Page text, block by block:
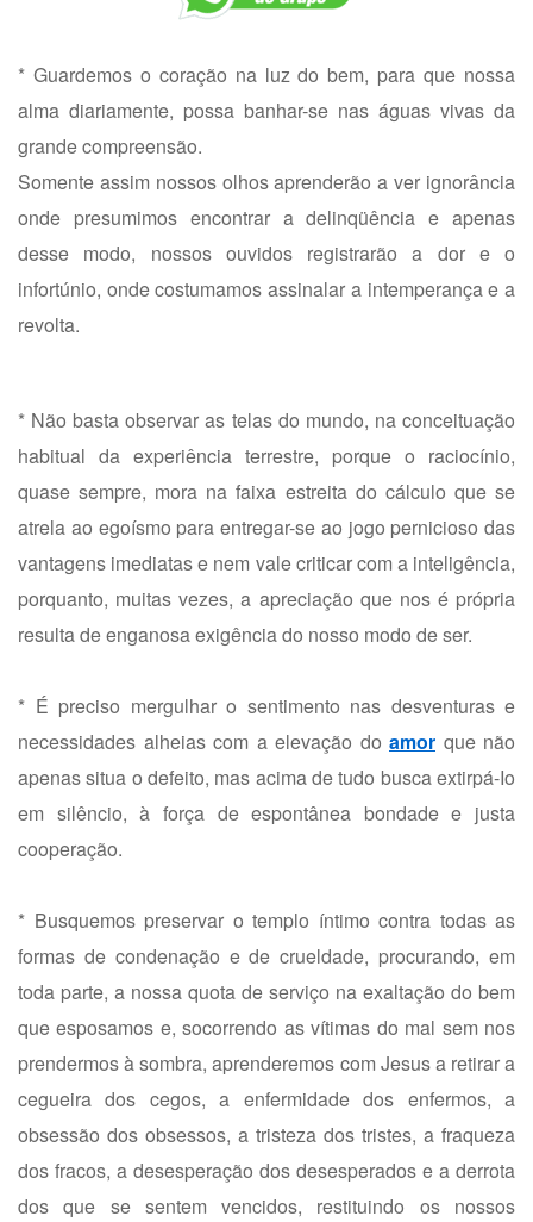
* Guardemos o coração na luz do bem, para que nossa
alma diariamente, possa banhar-se nas águas vivas da
grande compreensão.
Somente assim nossos olhos aprenderão a ver ignorância
onde presumimos encontrar a delinqüência e apenas
desse modo, nossos ouvidos registrarão a dor e o
infortúnio, onde costumamos assinalar a intemperança e a
revolta.
* Não basta observar as telas do mundo, na conceituação
habitual da experiência terrestre, porque o raciocínio,
quase sempre, mora na faixa estreita do cálculo que se
atrela ao egoísmo para entregar-se ao jogo pernicioso das
vantagens imediatas e nem vale criticar com a inteligência,
porquanto, muitas vezes, a apreciação que nos é própria
resulta de enganosa exigência do nosso modo de ser.
* É preciso mergulhar o sentimento nas desventuras e
necessidades alheias com a elevação do amor que não
apenas situa o defeito, mas acima de tudo busca extirpá-Io
em silêncio, à força de espontânea bondade e justa
cooperação.
* Busquemos preservar o templo íntimo contra todas as
formas de condenação e de crueldade, procurando, em
toda parte, a nossa quota de serviço na exaltação do bem
que esposamos e, socorrendo as vítimas do mal sem nos
prendermos à sombra, aprenderemos com Jesus a retirar a
cegueira dos cegos, a enfermidade dos enfermos, a
obsessão dos obsessos, a tristeza dos tristes, a fraqueza
dos fracos, a desesperação dos desesperados e a derrota
dos que se sentem vencidos, restituindo os nossos